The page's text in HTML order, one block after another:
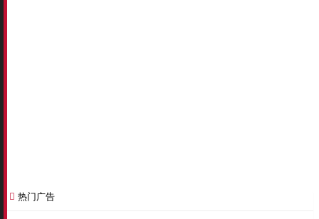
热门广告